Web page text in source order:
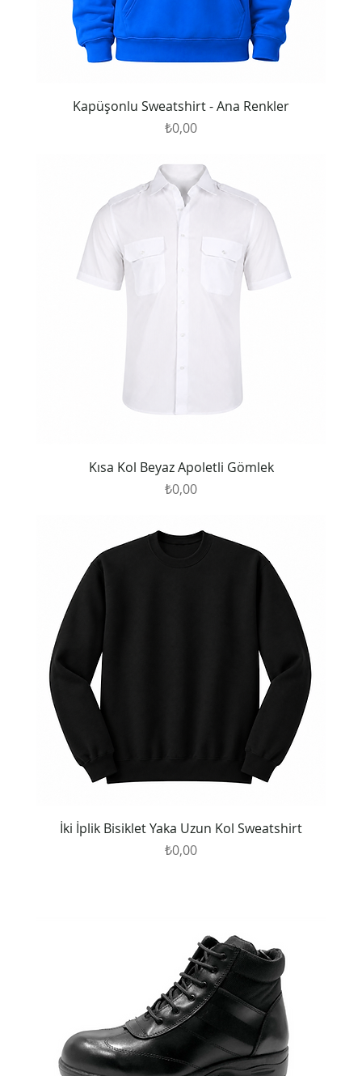
Kapüşonlu Sweatshirt - Ana Renkler
Fiyat
₺0,00
Kısa Kol Beyaz Apoletli Gömlek
Fiyat
₺0,00
İki İplik Bisiklet Yaka Uzun Kol Sweatshirt
Fiyat
₺0,00